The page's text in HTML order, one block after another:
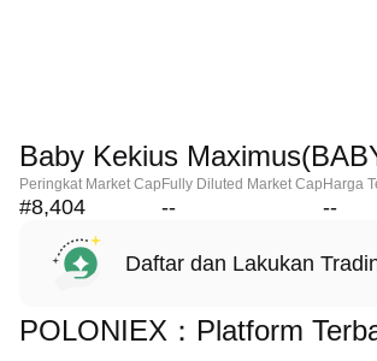
Baby Kekius
Peringkat Market Cap
#8,404
Fully Diluted Market Cap
--
Harga
--
Daftar dan Lakukan
POLONIEX：Platform